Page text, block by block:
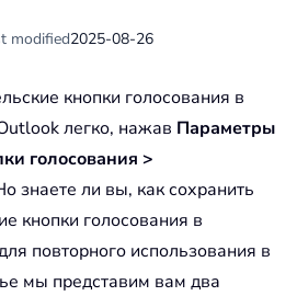
modified2025-08-26
кнопки голосования в
легко, нажав Параметры
голосования >
знаете ли вы, как сохранить
кнопки голосования в
повторного использования в
мы представим вам два